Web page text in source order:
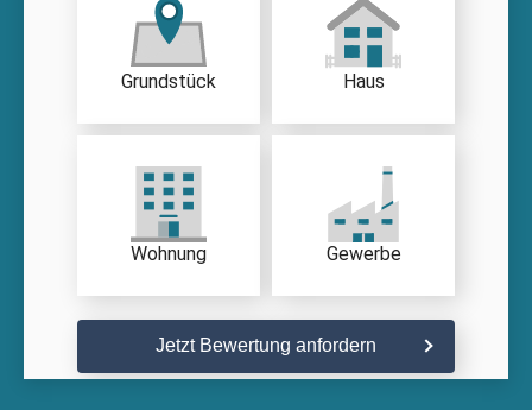
Grundstück Haus
Wohnung Gewerbe
Jetzt Bewertung anfordern